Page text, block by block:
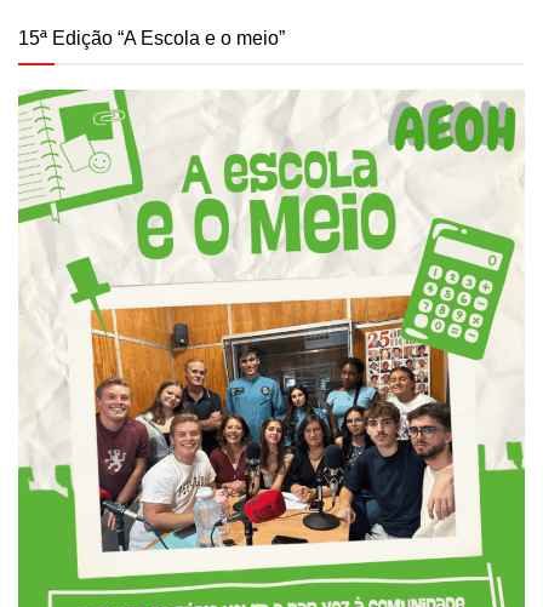
15ª Edição “A Escola e o meio”